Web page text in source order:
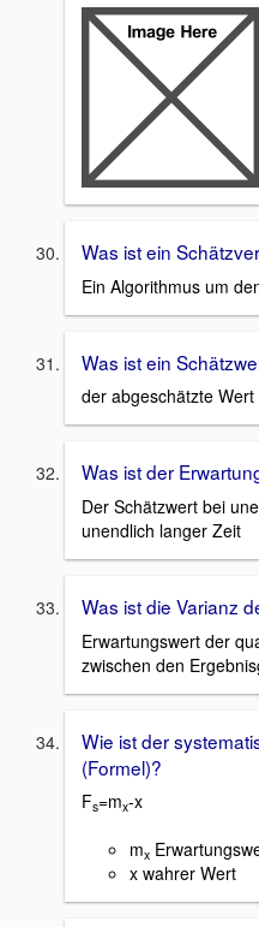
Was ist ein
Ein Algorithmus um
Was ist ein
der abgeschätzte Wert
Was ist der
Der Schätzwert bei
unendlich langer Zeit
Was ist die Varianz
Erwartungswert der
zwischen den
Wie ist der
(Formel)?
Fs=mx-x
mx
x wahrer Wert